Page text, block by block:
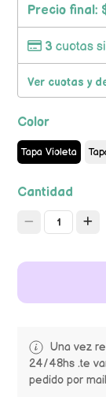
Precio final:
3 cuotas
Ver cuotas y
Color
Tapa Violeta
Cantidad
1
Una vez
24/48hs .te
pedido por mail